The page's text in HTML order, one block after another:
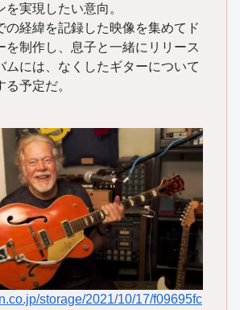
を実現したい意向。
の経緯を記録した映像を集めてド
を制作し、息子と一緒にリリース
ムには、なくしたギターについて
予定だ。
storage/2021/10/17/f09695fc